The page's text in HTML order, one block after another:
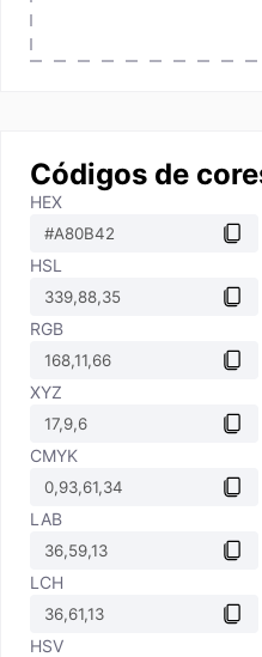
Códigos de
HEX
HSL
RGB
XYZ
CMYK
LAB
LCH
HSV